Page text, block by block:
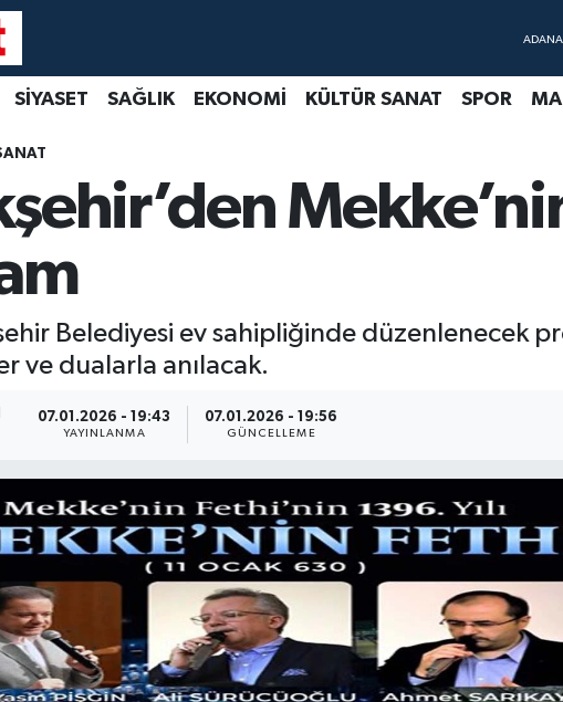
SİYASET SAĞLIK EKONOMİ KÜLTÜR SANAT SPOR
Belediyesi ev sahipliğinde düzenlenecek
ve dualarla anılacak.
07.01.2026 - 19:43
YAYINLANMA
07.01.2026 - 19:56
GÜNCELLEME